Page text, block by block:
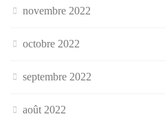
novembre 2022
octobre 2022
septembre 2022
août 2022